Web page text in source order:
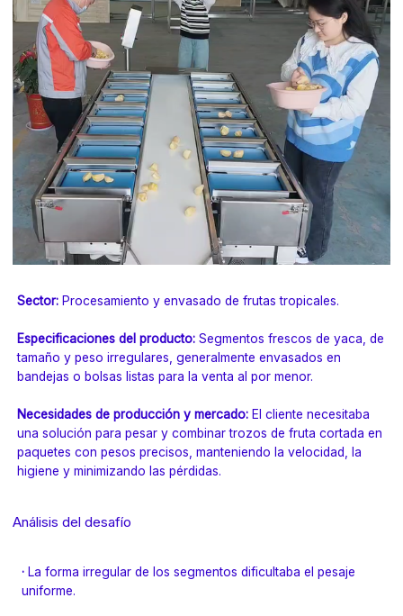
Sector: Procesamiento y envasado de frutas tropicales.
Especificaciones del producto: Segmentos frescos de yaca, de
tamaño y peso irregulares, generalmente envasados en
bandejas o bolsas listas para la venta al por menor.
Necesidades de producción y mercado: El cliente necesitaba
una solución para pesar y combinar trozos de fruta cortada en
paquetes con pesos precisos, manteniendo la velocidad, la
higiene y minimizando las pérdidas.
Análisis del desafío
· La forma irregular de los segmentos dificultaba el pesaje
uniforme.